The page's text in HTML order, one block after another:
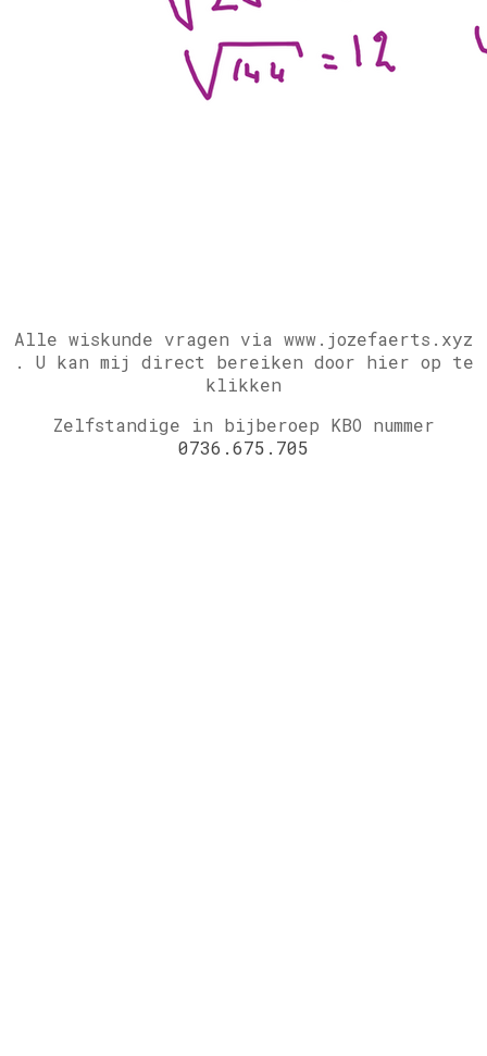
Alle wiskunde vragen via www.jozefaerts.xyz
. U kan mij direct bereiken door hier op te
klikken
Zelfstandige in bijberoep KBO nummer
0736.675.705